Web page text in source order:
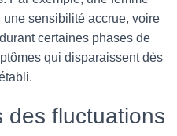
sensibilité accrue, voire
certaines phases de
qui disparaissent dès
des fluctuations